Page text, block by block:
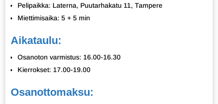
Pelipaikka: Laterna, Puutarhakatu 11, Tampere
Miettimisaika: 5 + 5 min
Aikataulu:
Osanoton varmistus: 16.00-16.30
Kierrokset: 17.00-19.00
Osanottomaksu: